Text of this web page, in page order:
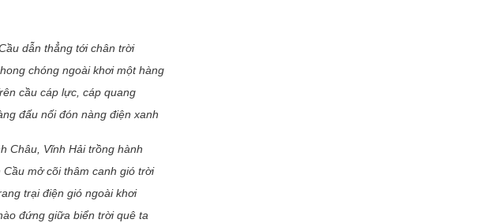
dẫn thẳng tới chân trời
chóng ngoài khơi một hàng
cầu cáp lực, cáp quang
đấu nối đón nàng điện xanh
Châu, Vĩnh Hải trồng hành
Cầu mở cõi thâm canh gió trời
trại điện gió ngoài khơi
đứng giữa biển trời quê ta